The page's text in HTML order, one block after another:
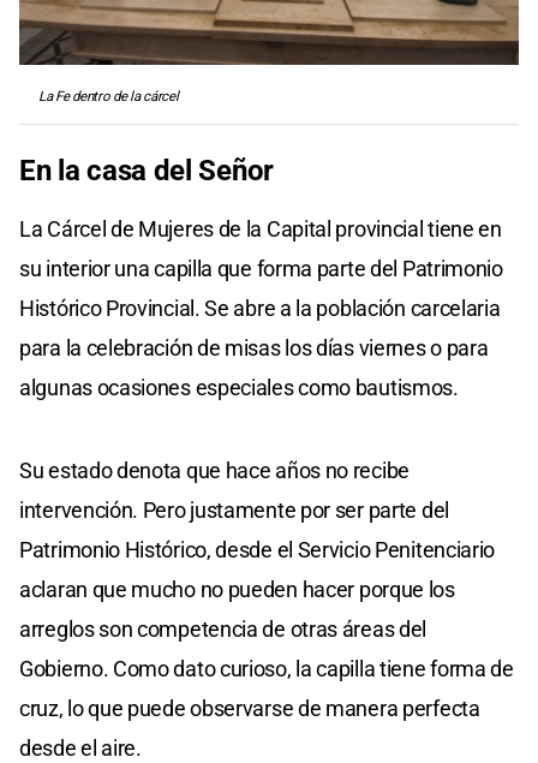
La Fe dentro de la cárcel
En la casa del Señor
La Cárcel de Mujeres de la Capital provincial tiene en
su interior una capilla que forma parte del Patrimonio
Histórico Provincial. Se abre a la población carcelaria
para la celebración de misas los días viernes o para
algunas ocasiones especiales como bautismos.
Su estado denota que hace años no recibe
intervención. Pero justamente por ser parte del
Patrimonio Histórico, desde el Servicio Penitenciario
aclaran que mucho no pueden hacer porque los
arreglos son competencia de otras áreas del
Gobierno. Como dato curioso, la capilla tiene forma de
cruz, lo que puede observarse de manera perfecta
desde el aire.